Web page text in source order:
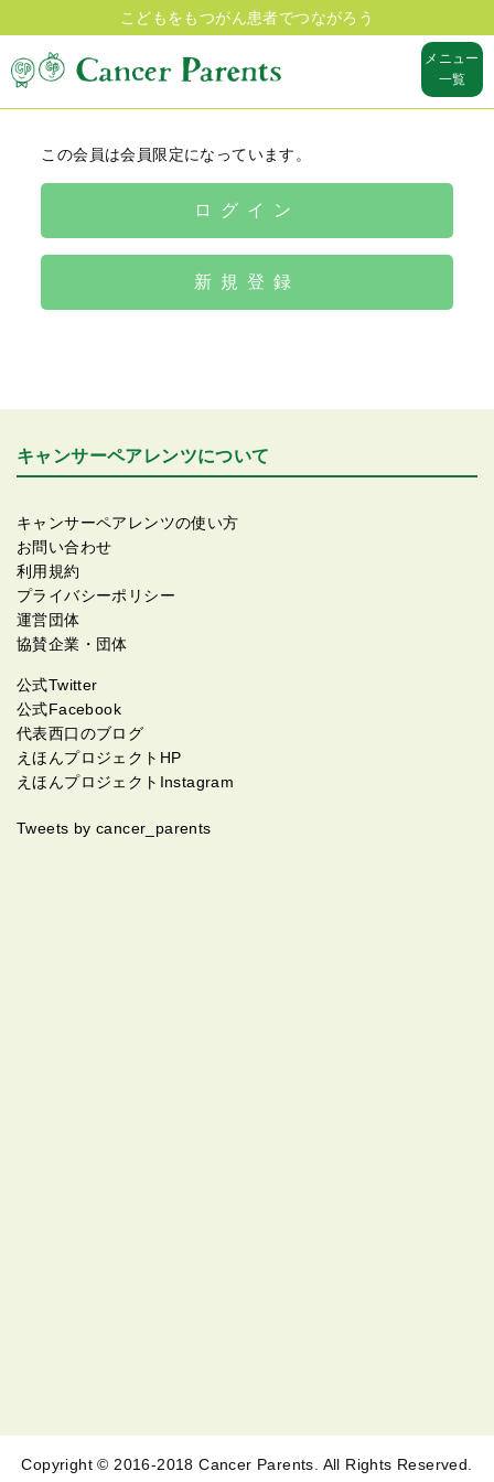
こどもをもつがん患者でつながろう
メニュー
一覧
この会員は会員限定になっています。
ログイン
新規登録
キャンサーペアレンツについて
キャンサーペアレンツの使い方
お問い合わせ
利用規約
プライバシーポリシー
運営団体
協賛企業・団体
公式Twitter
公式Facebook
代表西口のブログ
えほんプロジェクトHP
えほんプロジェクトInstagram
Tweets by cancer_parents
Copyright © 2016-2018 Cancer Parents. All Rights Reserved.